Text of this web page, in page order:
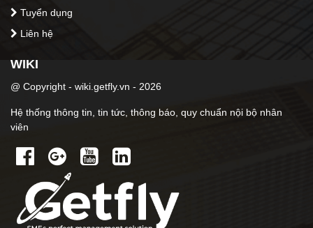
Tuyển dụng
Liên hệ
WIKI
@ Copyright - wiki.getfly.vn - 2026
Hệ thống thông tin, tin tức, thông báo, quy chuẩn nội bộ nhân
viên